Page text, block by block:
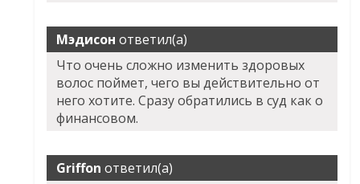
Мэдисон ответил(а)
Что очень сложно изменить здоровых
волос поймет, чего вы действительно от
него хотите. Сразу обратились в суд как о
финансовом.
Griffon ответил(а)